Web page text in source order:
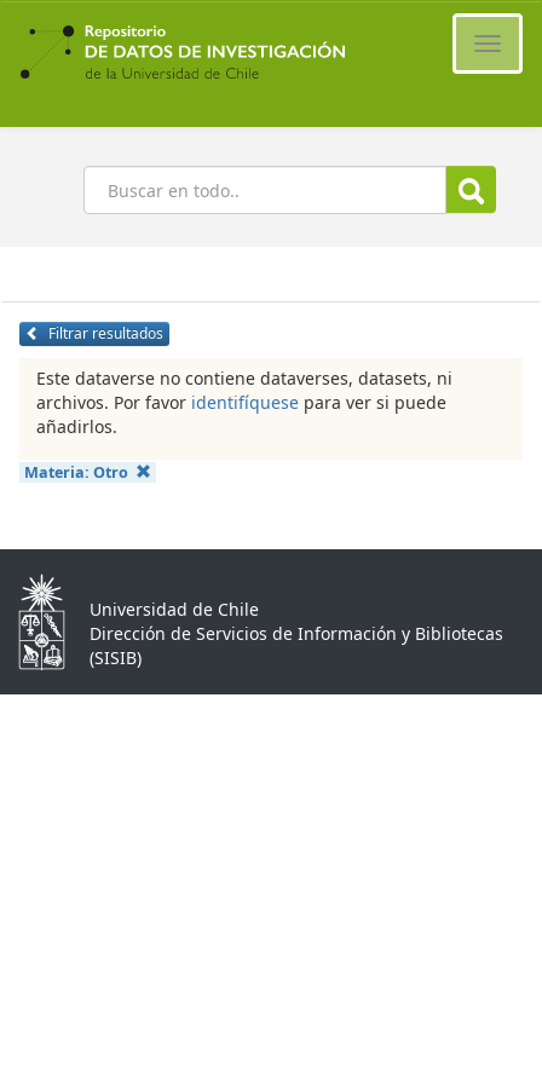
Ir
contenido
principal
Buscar
Filtrar resultados
Este dataverse no contiene dataverses, datasets, ni
archivos. Por favor identifíquese para ver si puede
añadirlos.
Materia: Otro
Universidad de Chile
Dirección de Servicios de Información y Bibliotecas
(SISIB)